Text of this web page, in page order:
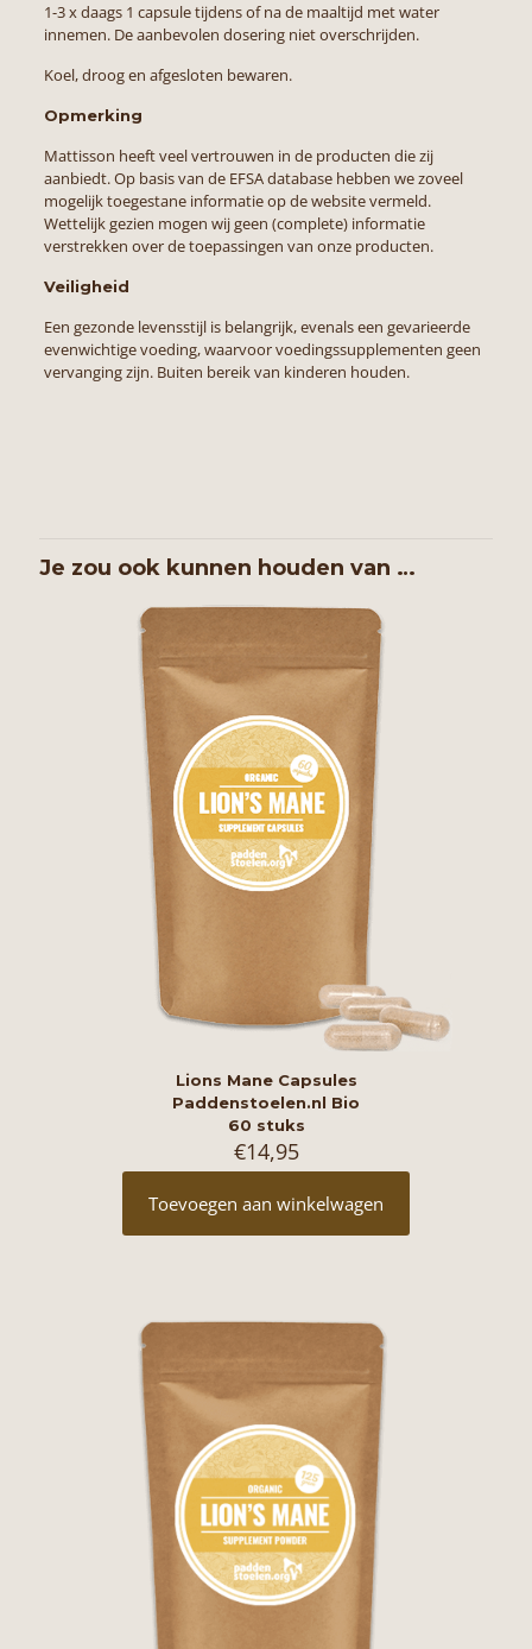
1-3 x daags 1 capsule tijdens of na de maaltijd met water
innemen. De aanbevolen dosering niet overschrijden.
Koel, droog en afgesloten bewaren.
Opmerking
Mattisson heeft veel vertrouwen in de producten die zij
aanbiedt. Op basis van de EFSA database hebben we zoveel
mogelijk toegestane informatie op de website vermeld.
Wettelijk gezien mogen wij geen (complete) informatie
verstrekken over de toepassingen van onze producten.
Veiligheid
Een gezonde levensstijl is belangrijk, evenals een gevarieerde
evenwichtige voeding, waarvoor voedingssupplementen geen
vervanging zijn. Buiten bereik van kinderen houden.
Je zou ook kunnen houden van …
Lions Mane Capsules
Paddenstoelen.nl Bio
60 stuks
€14,95
Toevoegen aan winkelwagen